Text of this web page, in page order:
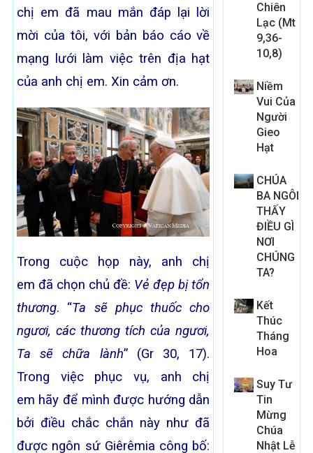
chị em đã mau mắn đáp lại lời
mời của tôi, với bản báo cáo về
mạng lưới làm việc trên địa hạt
của anh chị em. Xin cảm ơn.
Trong cuộc họp này, anh chị
em đã chọn chủ đề: Vẻ đẹp bị tổn
thương. “Ta sẽ phục thuốc cho
ngươi, các thương tích của ngươi,
Ta sẽ chữa lành” (Gr 30, 17).
Trong việc phục vụ, anh chị
em hãy để mình được hướng dẫn
bởi điều chắc chắn này như đã
được ngôn sứ Giêrêmia công bố:
Chiên
Lạc (Mt
9,36-
10,8)
Niềm
Vui Của
Người
Gieo
Hạt
CHÚA
BA NGÔI
THẤY
ĐIỀU GÌ
NƠI
CHÚNG
TA?
Kết
Thúc
Tháng
Hoa
Suy Tư
Tin
Mừng
Chúa
Nhật Lễ